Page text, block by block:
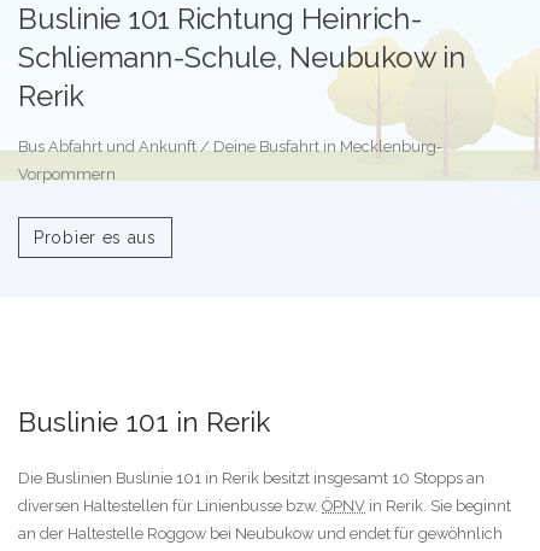
Buslinie 101 Richtung Heinrich-
Schliemann-Schule, Neubukow in
Rerik
Bus Abfahrt und Ankunft / Deine Busfahrt in Mecklenburg-
Vorpommern
Probier es aus
Buslinie 101 in Rerik
Die Buslinien Buslinie 101 in Rerik besitzt insgesamt 10 Stopps an
diversen Haltestellen für Linienbusse bzw. ÖPNV in Rerik. Sie beginnt
an der Haltestelle Roggow bei Neubukow und endet für gewöhnlich